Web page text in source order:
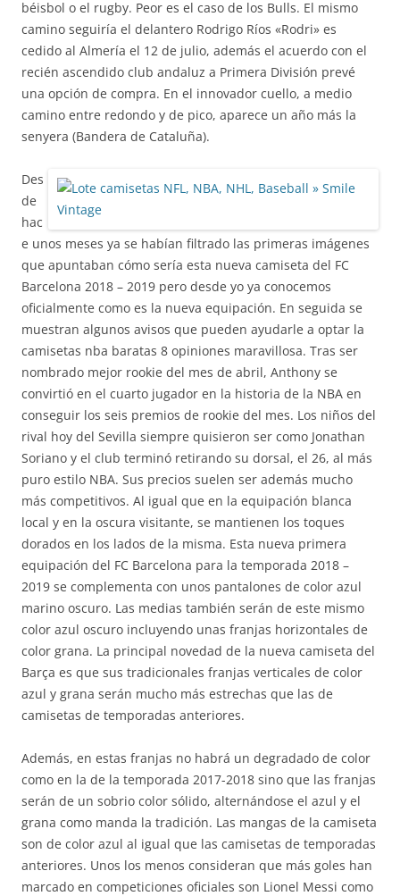
béisbol o el rugby. Peor es el caso de los Bulls. El mismo
camino seguiría el delantero Rodrigo Ríos «Rodri» es
cedido al Almería el 12 de julio, además el acuerdo con el
recién ascendido club andaluz a Primera División prevé
una opción de compra. En el innovador cuello, a medio
camino entre redondo y de pico, aparece un año más la
senyera (Bandera de Cataluña).
Des
de
hac
e unos meses ya se habían filtrado las primeras imágenes
que apuntaban cómo sería esta nueva camiseta del FC
Barcelona 2018 – 2019 pero desde yo ya conocemos
oficialmente como es la nueva equipación. En seguida se
muestran algunos avisos que pueden ayudarle a optar la
camisetas nba baratas 8 opiniones maravillosa. Tras ser
nombrado mejor rookie del mes de abril, Anthony se
convirtió en el cuarto jugador en la historia de la NBA en
conseguir los seis premios de rookie del mes. Los niños del
rival hoy del Sevilla siempre quisieron ser como Jonathan
Soriano y el club terminó retirando su dorsal, el 26, al más
puro estilo NBA. Sus precios suelen ser además mucho
más competitivos. Al igual que en la equipación blanca
local y en la oscura visitante, se mantienen los toques
dorados en los lados de la misma. Esta nueva primera
equipación del FC Barcelona para la temporada 2018 –
2019 se complementa con unos pantalones de color azul
marino oscuro. Las medias también serán de este mismo
color azul oscuro incluyendo unas franjas horizontales de
color grana. La principal novedad de la nueva camiseta del
Barça es que sus tradicionales franjas verticales de color
azul y grana serán mucho más estrechas que las de
camisetas de temporadas anteriores.
Además, en estas franjas no habrá un degradado de color
como en la de la temporada 2017-2018 sino que las franjas
serán de un sobrio color sólido, alternándose el azul y el
grana como manda la tradición. Las mangas de la camiseta
son de color azul al igual que las camisetas de temporadas
anteriores. Unos los menos consideran que más goles han
marcado en competiciones oficiales son Lionel Messi como